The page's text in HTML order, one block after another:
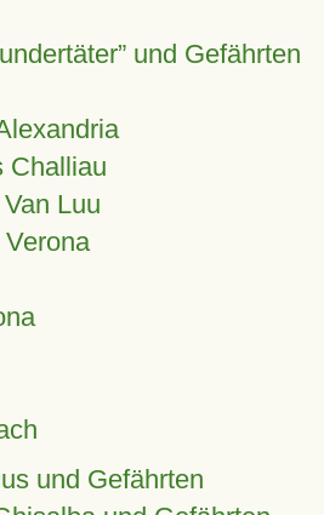
und Gefährten
Challiau
Luu
und Gefährten